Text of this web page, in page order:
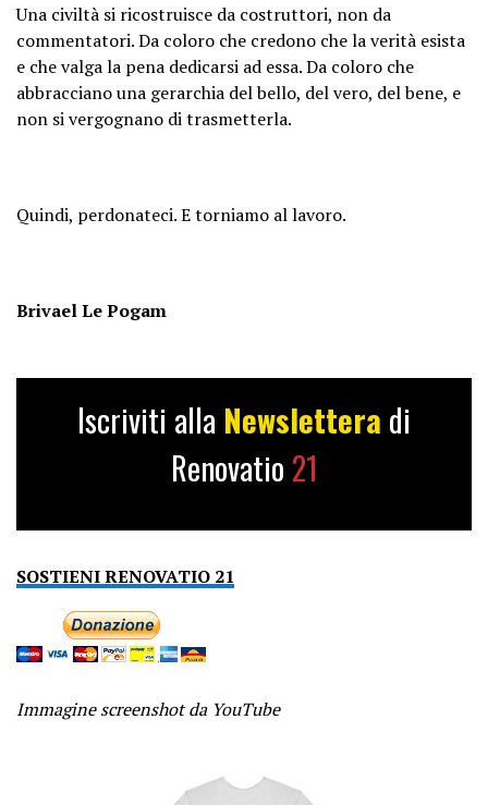
Una civiltà si ricostruisce da costruttori, non da
commentatori. Da coloro che credono che la verità esista
e che valga la pena dedicarsi ad essa. Da coloro che
abbracciano una gerarchia del bello, del vero, del bene, e
non si vergognano di trasmetterla.
Quindi, perdonateci. E torniamo al lavoro.
Brivael Le Pogam
Iscriviti alla Newslettera di
Renovatio 21
SOSTIENI RENOVATIO 21
Immagine screenshot da YouTube